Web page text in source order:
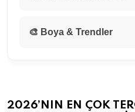
🎨 Boya & Trendler
2026’NIN EN ÇOK